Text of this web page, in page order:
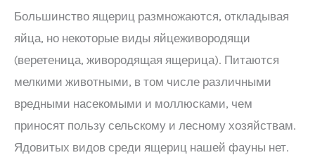
Большинство ящериц размножаются, откладывая
яйца, но некоторые виды яйцеживородящи
(веретеница, живородящая ящерица). Питаются
мелкими животными, в том числе различными
вредными насекомыми и моллюсками, чем
приносят пользу сельскому и лесному хозяйствам.
Ядовитых видов среди ящериц нашей фауны нет.